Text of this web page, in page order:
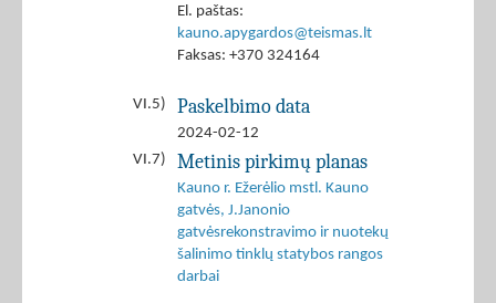
El. paštas:
kauno.apygardos@teismas.lt
Faksas: +370 324164
VI.5) Paskelbimo data
2024-02-12
VI.7)
Metinis pirkimų planas
Kauno r. Ežerėlio mstl. Kauno
gatvės, J.Janonio
gatvėsrekonstravimo ir nuotekų
šalinimo tinklų statybos rangos
darbai